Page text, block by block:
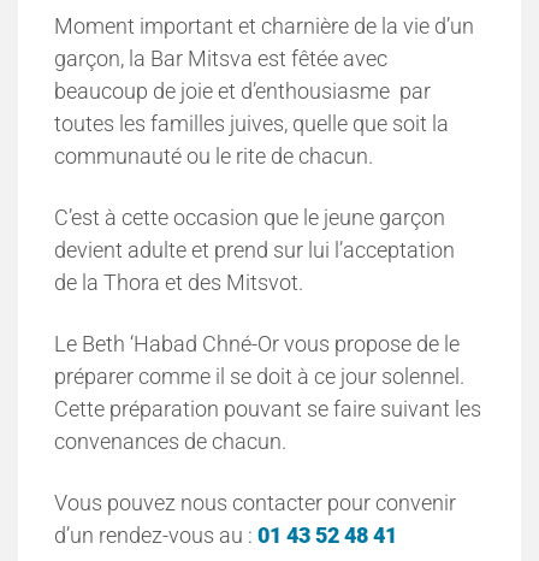
Moment important et charnière de la vie d’un
garçon, la Bar Mitsva est fêtée avec
beaucoup de joie et d’enthousiasme par
toutes les familles juives, quelle que soit la
communauté ou le rite de chacun.
C’est à cette occasion que le jeune garçon
devient adulte et prend sur lui l’acceptation
de la Thora et des Mitsvot.
Le Beth ‘Habad Chné-Or vous propose de le
préparer comme il se doit à ce jour solennel.
Cette préparation pouvant se faire suivant les
convenances de chacun.
Vous pouvez nous contacter pour convenir
d’un rendez-vous au : 01 43 52 48 41